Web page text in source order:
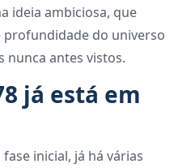
ideia ambiciosa, que
profundidade do universo
nunca antes vistos.
já está em
inicial, já há várias